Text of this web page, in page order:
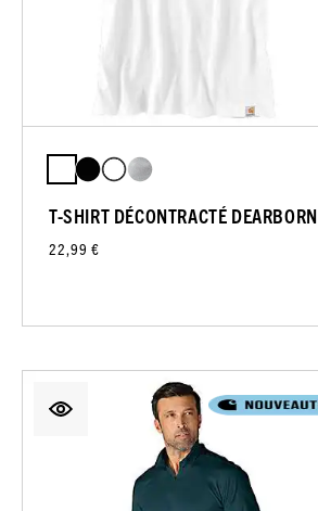
T-SHIRT DÉCONTRACTÉ DEARBORN
22,99 €